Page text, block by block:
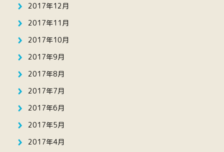
2017年12月
2017年11月
2017年10月
2017年9月
2017年8月
2017年7月
2017年6月
2017年5月
2017年4月